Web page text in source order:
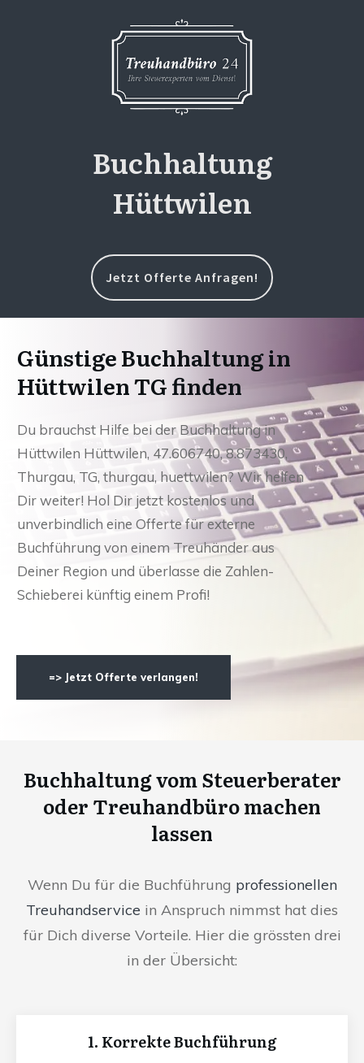
Buchhaltung
Hüttwilen
Jetzt Offerte Anfragen!
Günstige Buchhaltung in
Hüttwilen TG finden
Du brauchst Hilfe bei der Buchhaltung in
Hüttwilen Hüttwilen, 47.606740, 8.873430,
Thurgau, TG, thurgau, huettwilen? Wir helfen
Dir weiter! Hol Dir jetzt kostenlos und
unverbindlich eine Offerte für externe
Buchführung von einem Treuhänder aus
Deiner Region und überlasse die Zahlen-
Schieberei künftig einem Profi!
=> Jetzt Offerte verlangen!
Buchhaltung vom Steuerberater
oder Treuhandbüro machen
lassen
Wenn Du für die Buchführung professionellen
Treuhandservice in Anspruch nimmst hat dies
für Dich diverse Vorteile. Hier die grössten drei
in der Übersicht:
1. Korrekte Buchführung